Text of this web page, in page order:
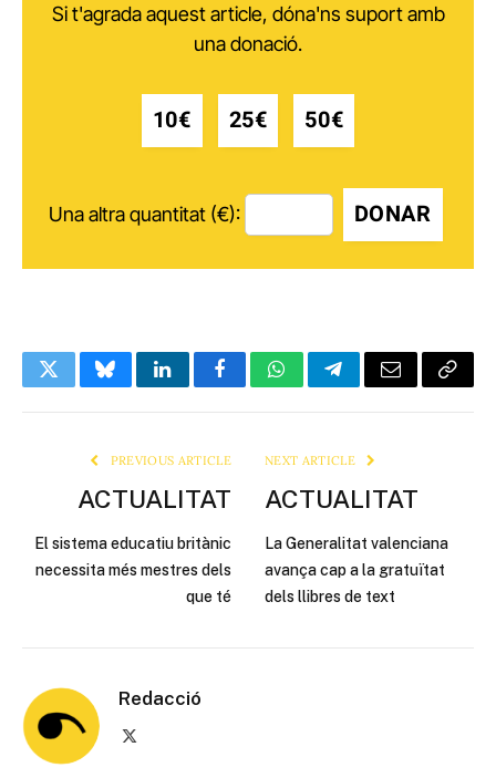
Si t'agrada aquest article, dóna'ns suport amb
una donació.
10€ 25€ 50€
Una altra quantitat (€): DONAR
TwitterBlueskyLinkedInFacebookWhatsAppTelegramEmail Copy
PREVIOUS ARTICLE
ACTUALITAT
El sistema educatiu britànic
necessita més mestres dels
que té
NEXT ARTICLE
ACTUALITAT
La Generalitat valenciana
avança cap a la gratuïtat
dels llibres de text
Redacció